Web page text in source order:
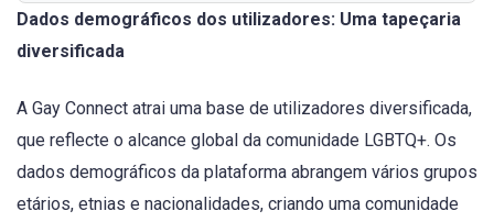
Dados demográficos dos utilizadores: Uma tapeçaria
diversificada
A Gay Connect atrai uma base de utilizadores diversificada,
que reflecte o alcance global da comunidade LGBTQ+. Os
dados demográficos da plataforma abrangem vários grupos
etários, etnias e nacionalidades, criando uma comunidade